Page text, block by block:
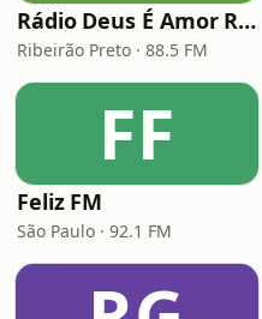
Rádio Deus É Amor Ribeirão Preto
Ribeirão Preto · 88.5 FM
FF
Feliz FM
São Paulo · 92.1 FM